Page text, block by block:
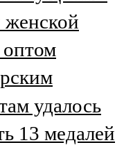
женской
удалось
13 медалей